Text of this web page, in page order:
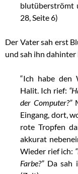
blutüberströmt
28, Seite 6)
Der Vater sah erst
und sah ihn dahinter
“Ich habe den
Halit. Ich rief:
der Computer?”
Eingang, dort,
rote Tropfen
akkurat
Wieder rief ich:
Farbe?”Da sah